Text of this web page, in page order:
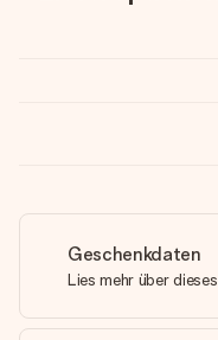
Geschenkdaten
Lies mehr über